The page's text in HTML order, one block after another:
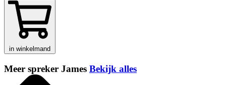
in winkelmand
Meer spreker James Bekijk alles